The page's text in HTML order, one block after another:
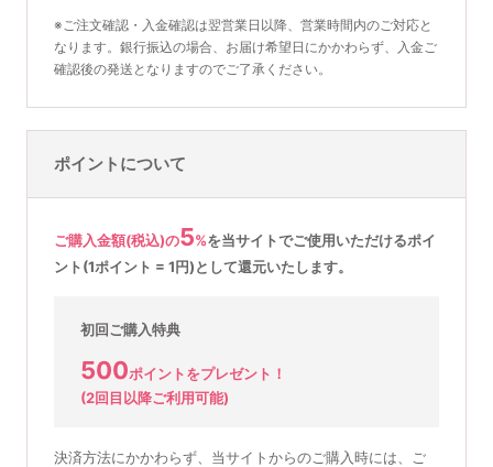
※ご注文確認・入金確認は翌営業日以降、営業時間内のご対応と
なります。銀行振込の場合、お届け希望日にかかわらず、入金ご
確認後の発送となりますのでご了承ください。
ポイントについて
ご購入金額(税込)の5%を当サイトでご使用いただけるポイ
ント(1ポイント = 1円)として還元いたします。
初回ご購入特典
500ポイントをプレゼント！
(2回目以降ご利用可能)
決済方法にかかわらず、当サイトからのご購入時には、ご